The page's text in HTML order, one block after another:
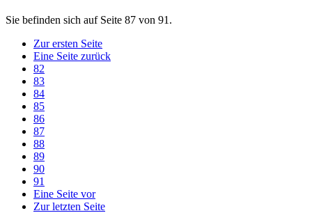
Sie befinden sich auf Seite 87 von 91.
Zur ersten Seite
Eine Seite zurück
82
83
84
85
86
87
88
89
90
91
Eine Seite vor
Zur letzten Seite